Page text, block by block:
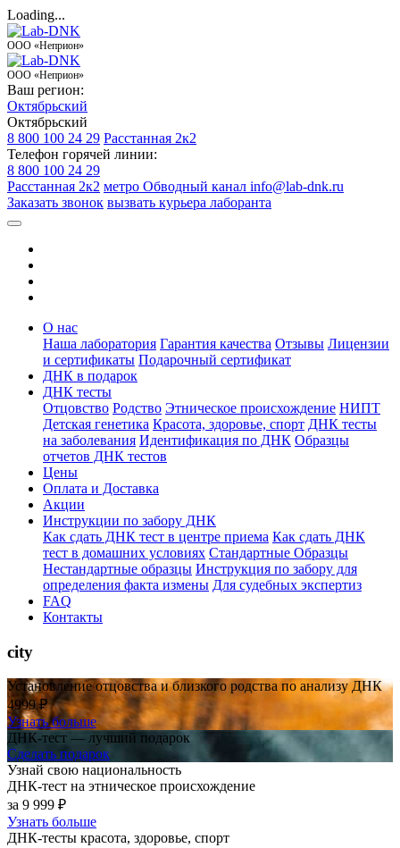
Loading...
ООО «Неприон»
ООО «Неприон»
Ваш регион:
Октябрьский
Октябрьский
8 800 100 24 29 Расстанная 2к2
Телефон горячей линии:
8 800 100 24 29
Расстанная 2к2 метро Обводный канал info@lab-dnk.ru
Заказать звонок вызвать курьера лаборанта
О нас
Наша лаборатория Гарантия качества Отзывы Лицензии
и сертификаты Подарочный сертификат
ДНК в подарок
ДНК тесты
Отцовство Родство Этническое происхождение НИПТ
Детская генетика Красота, здоровье, спорт ДНК тесты
на заболевания Идентификация по ДНК Образцы
отчетов ДНК тестов
Цены
Оплата и Доставка
Акции
Инструкции по забору ДНК
Как сдать ДНК тест в центре приема Как сдать ДНК
тест в домашних условиях Стандартные Образцы
Нестандартные образцы Инструкция по забору для
определения факта измены Для судебных экспертиз
FAQ
Контакты
city
Установление отцовства и близкого родства по анализу ДНК
4999 ₽
Узнать больше
ДНК-тест — лучший подарок
Сделать подарок
Узнай свою национальность
ДНК-тест на этническое происхождение
за 9 999 ₽
Узнать больше
ДНК-тесты красота, здоровье, спорт